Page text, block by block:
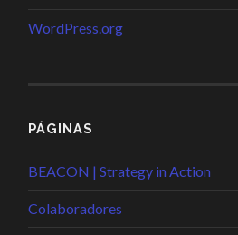
WordPress.org
PÁGINAS
BEACON | Strategy in Action
Colaboradores